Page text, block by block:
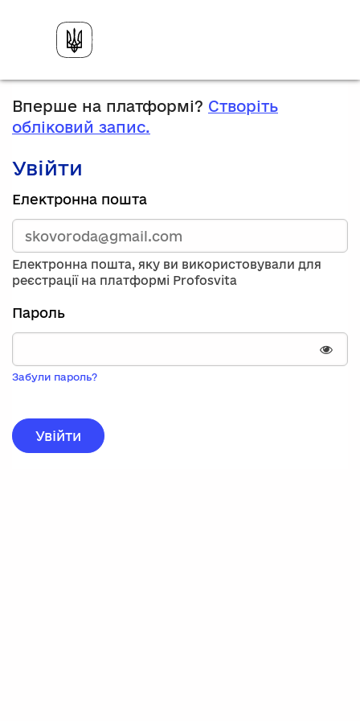
Вперше на платформі? Створіть
обліковий запис.
Увійти
Зареєструйтесь,
використавши
електронну
адресу
та
пароль.
Якщо
вас
немає
запису,
натисніть
реєстрації.
Електронна пошта
Електронна пошта, яку ви використовували для
реєстрації на платформі Profosvita
Пароль
Забули пароль?
Увійти